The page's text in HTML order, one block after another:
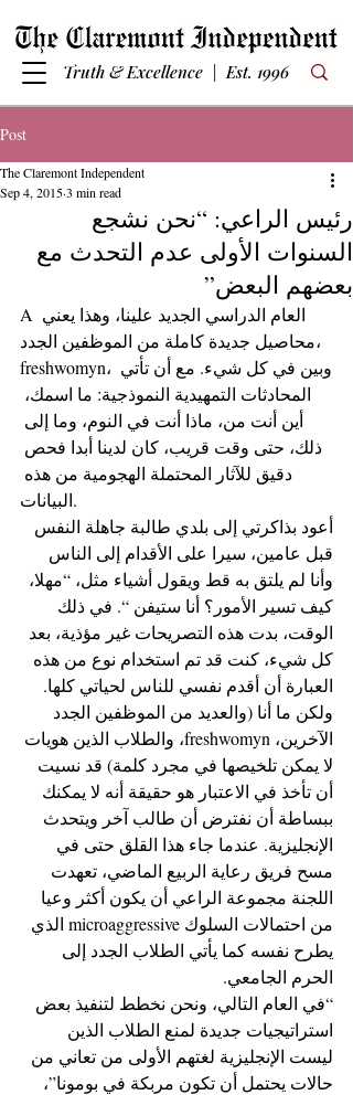
Truth & Excellence | Est. 1996
Post
رئيس الراعي: “نحن نشجع
السنوات الأولى عدم التحدث مع
بعضهم البعض”
The Claremont Independent
Sep 4, 20153 min read
A العام الدراسي الجديد علينا، وهذا يعني
محاصيل جديدة كاملة من الموظفين الجدد،
freshwomyn، وبين في كل شيء. مع أن تأتي
المحادثات التمهيدية النموذجية: ما اسمك،
أين أنت من، ماذا أنت في النوم، وما إلى
ذلك، حتى وقت قريب، كان لدينا أبدا فحص
دقيق للآثار المحتملة الهجومية من هذه
البيانات.
أعود بذاكرتي إلى بلدي طالبة جاهلة النفس
قبل عامين، سيرا على الأقدام إلى الناس
وأنا لم يلتق به قط ويقول أشياء مثل، “مهلا،
كيف تسير الأمور؟ أنا ستيفن “. في ذلك
الوقت، بدت هذه التصريحات غير مؤذية، بعد
كل شيء، كنت قد تم استخدام نوع من هذه
العبارة أن أقدم نفسي للناس لحياتي كلها.
ولكن ما أنا (والعديد من الموظفين الجدد
الآخرين، freshwomyn، والطلاب الذين هويات
لا يمكن تلخيصها في مجرد كلمة) قد نسيت
أن تأخذ في الاعتبار هو حقيقة أنه لا يمكنك
ببساطة أن نفترض أن طالب آخر ويتحدث
الإنجليزية. عندما جاء هذا القلق حتى في
مسح فريق رعاية الربيع الماضي، تعهدت
اللجنة مجموعة الراعي أن يكون أكثر وعيا
من احتمالات السلوك microaggressive الذي
يطرح نفسه كما يأتي الطلاب الجدد إلى
الحرم الجامعي.
“في العام التالي، ونحن نخطط لتنفيذ بعض
استراتيجيات جديدة لمنع الطلاب الذين
ليست الإنجليزية لغتهم الأولى من تعاني من
حالات يحتمل أن تكون مربكة في بومونا”،